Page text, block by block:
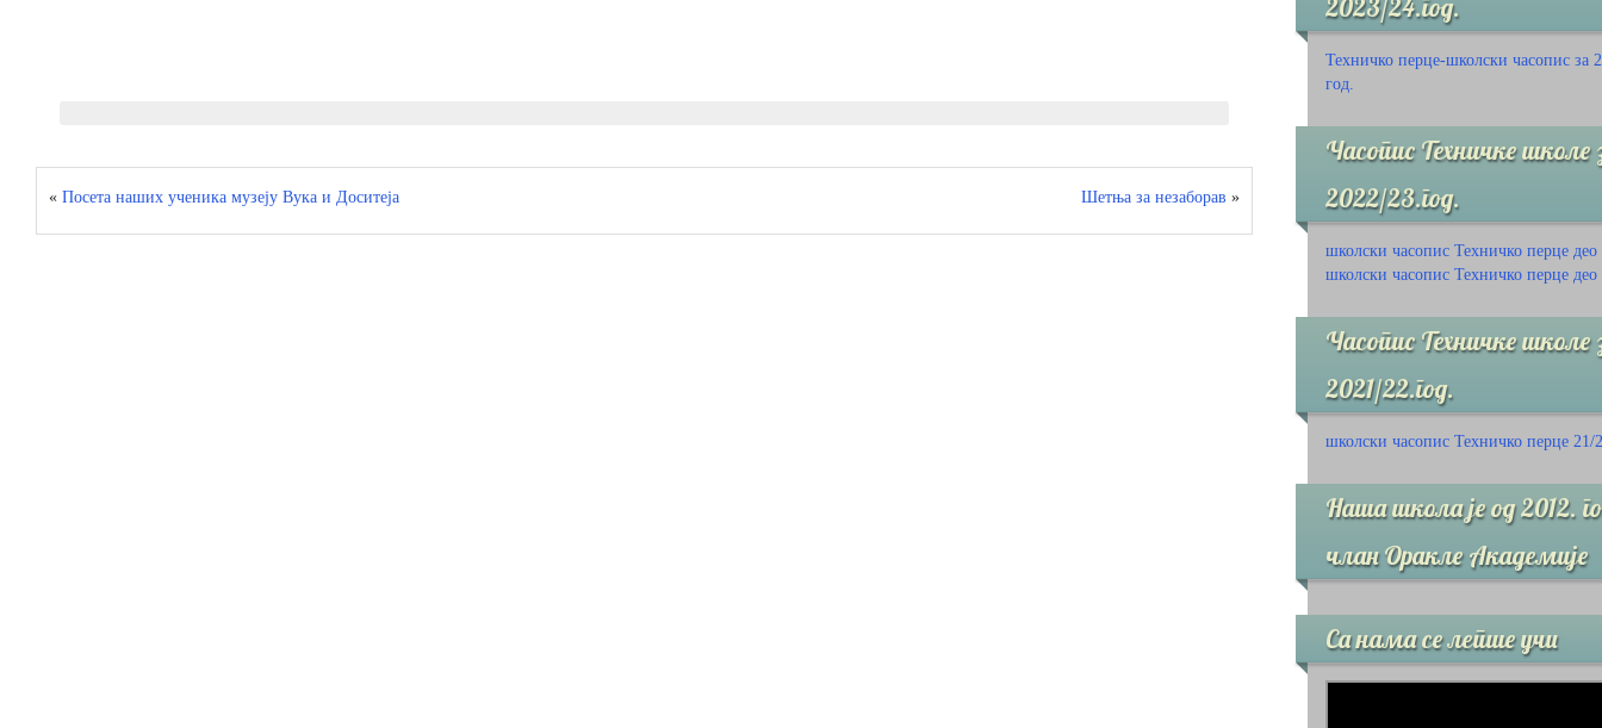
« Посета наших ученика музеју Вука и Доситеја Шетња за незаборав »
2023/24.год.
Техничко перце-школски часопис за
год.
Часопис Техничке школе
2022/23.год.
школски часопис Техничко перце део
школски часопис Техничко перце део
Часопис Техничке школе
2021/22.год.
школски часопис Техничко перце 21/
Наша школа је од 2012.
члан Оракле Академије
Са нама се лепше учи